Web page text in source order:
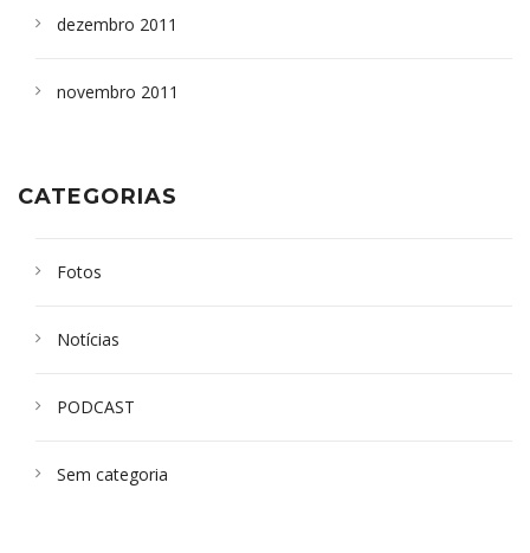
dezembro 2011
novembro 2011
CATEGORIAS
Fotos
Notícias
PODCAST
Sem categoria